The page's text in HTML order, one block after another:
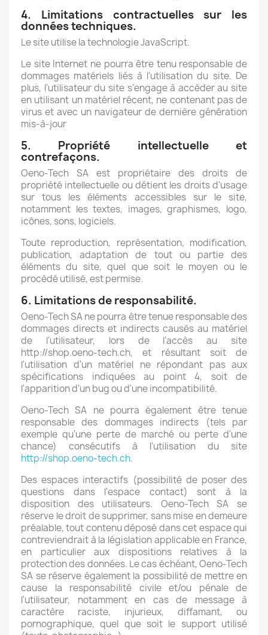
4. Limitations contractuelles sur les
données techniques.
Le site utilise la technologie JavaScript.
Le site Internet ne pourra être tenu responsable de
dommages matériels liés à l'utilisation du site. De
plus, l'utilisateur du site s'engage à accéder au site
en utilisant un matériel récent, ne contenant pas de
virus et avec un navigateur de dernière génération
mis-à-jour
5. Propriété intellectuelle et
contrefaçons.
Oeno-Tech SA est propriétaire des droits de
propriété intellectuelle ou détient les droits d'usage
sur tous les éléments accessibles sur le site,
notamment les textes, images, graphismes, logo,
icônes, sons, logiciels.
Toute reproduction, représentation, modification,
publication, adaptation de tout ou partie des
éléments du site, quel que soit le moyen ou le
procédé utilisé, est permise.
6. Limitations de responsabilité.
Oeno-Tech SA ne pourra être tenue responsable des
dommages directs et indirects causés au matériel
de l'utilisateur, lors de l'accès au site
http://shop.oeno-tech.ch, et résultant soit de
l'utilisation d'un matériel ne répondant pas aux
spécifications indiquées au point 4, soit de
l'apparition d'un bug ou d'une incompatibilité.
Oeno-Tech SA ne pourra également être tenue
responsable des dommages indirects (tels par
exemple qu'une perte de marché ou perte d'une
chance) consécutifs à l'utilisation du site
http://shop.oeno-tech.ch.
Des espaces interactifs (possibilité de poser des
questions dans l'espace contact) sont à la
disposition des utilisateurs. Oeno-Tech SA se
réserve le droit de supprimer, sans mise en demeure
préalable, tout contenu déposé dans cet espace qui
contreviendrait à la législation applicable en France,
en particulier aux dispositions relatives à la
protection des données. Le cas échéant, Oeno-Tech
SA se réserve également la possibilité de mettre en
cause la responsabilité civile et/ou pénale de
l'utilisateur, notamment en cas de message à
caractère raciste, injurieux, diffamant, ou
pornographique, quel que soit le support utilisé